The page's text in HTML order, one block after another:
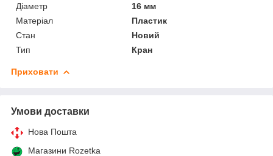
Діаметр
16 мм
Матеріал
Пластик
Стан
Новий
Тип
Кран
Приховати
Умови доставки
Нова Пошта
Магазини Rozetka